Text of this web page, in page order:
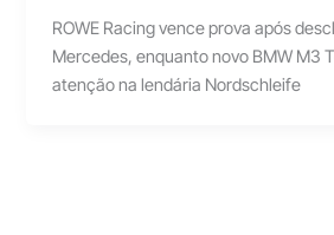
ROWE Racing vence prova após
Mercedes, enquanto novo BMW M3
atenção na lendária Nordschleife